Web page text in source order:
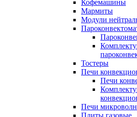
Кофемашины
Мармиты
Модули
Тостеры
Печи
Печи
Печи
Плиты газовые